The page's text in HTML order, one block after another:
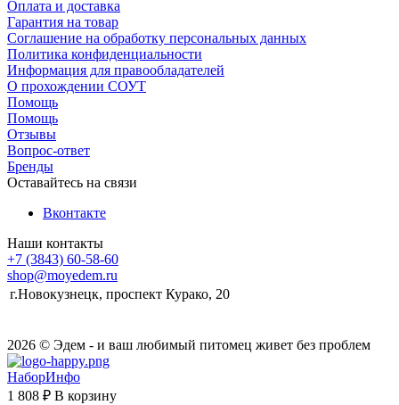
Оплата и доставка
Гарантия на товар
Соглашение на обработку персональных данных
Политика конфиденциальности
Информация для правообладателей
О прохождении СОУТ
Помощь
Помощь
Отзывы
Вопрос-ответ
Бренды
Оставайтесь на связи
Вконтакте
Наши контакты
+7 (3843) 60-58-60
shop@moyedem.ru
г.Новокузнецк, проспект Курако, 20
2026 © Эдем - и ваш любимый питомец живет без проблем
НаборИнфо
1 808 ₽ В корзину